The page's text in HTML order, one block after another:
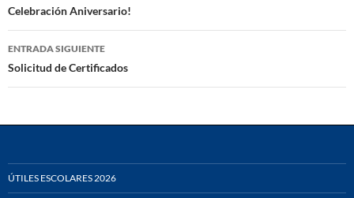
de
entradas
Celebración Aniversario!
ENTRADA SIGUIENTE
Solicitud de Certificados
ÚTILES ESCOLARES 2026